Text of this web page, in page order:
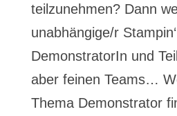
teilzunehmen? Dann
unabhängige/r
DemonstratorIn und
aber feinen Teams…
Thema Demonstrator